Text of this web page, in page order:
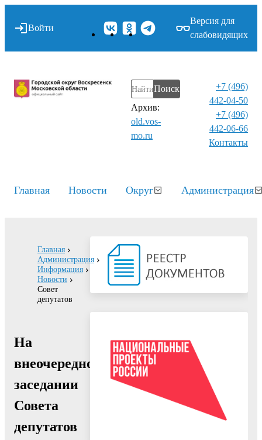
Войти
Версия для
слабовидящих
Поиск
Архив:
old.vos-
mo.ru
+7 (496)
442-04-50
+7 (496)
442-06-66
Контакты⁠
Главная Новости Округ Администрация
Главная
Администрация
Информация
Новости
Совет
депутатов
На
внеочередном
заседании
Совета
депутатов